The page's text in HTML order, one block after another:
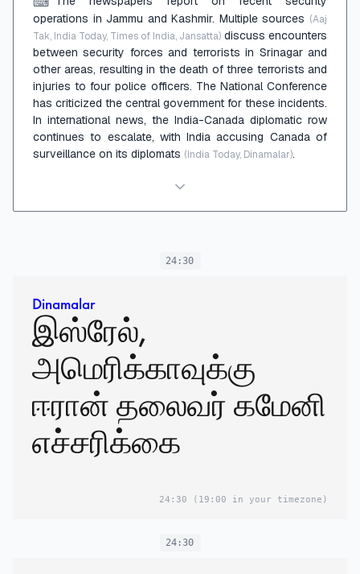
operations in Jammu and Kashmir. Multiple sources (Aaj
Tak, India Today, Times of India, Jansatta) discuss encounters
between security forces and terrorists in Srinagar and
other areas, resulting in the death of three terrorists and
injuries to four police officers. The National Conference
has criticized the central government for these incidents.
In international news, the India-Canada diplomatic row
continues to escalate, with India accusing Canada of
surveillance on its diplomats (India Today, Dinamalar).
24:30
Dinamalar
இஸ்ரேல்,
அமெரிக்காவுக்கு
ஈரான் தலைவர் கமேனி
எச்சரிக்கை
24:30 (19:00 in your timezone)
24:30